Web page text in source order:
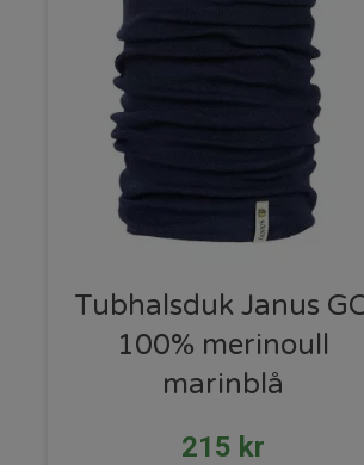
Tubhalsduk Janus
100% merinoull
marinblå
215 kr